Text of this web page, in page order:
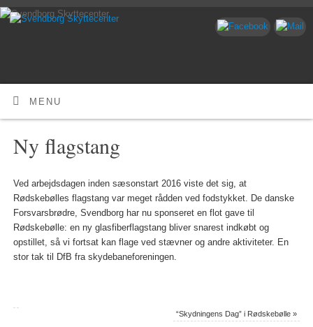
MENU
Ny flagstang
Ved arbejdsdagen inden sæsonstart 2016 viste det sig, at
Rødskebølles flagstang var meget rådden ved fodstykket. De danske
Forsvarsbrødre, Svendborg har nu sponseret en flot gave til
Rødskebølle: en ny glasfiberflagstang bliver snarest indkøbt og
opstillet, så vi fortsat kan flage ved stævner og andre aktiviteter. En
stor tak til DfB fra skydebaneforeningen.
“Skydningens Dag” i Rødskebølle»